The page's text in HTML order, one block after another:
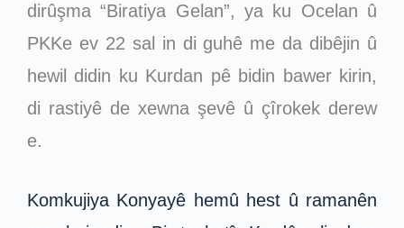
dirûşma “Biratiya Gelan”, ya ku Ocelan û
PKKe ev 22 sal in di guhê me da dibêjin û
hewil didin ku Kurdan pê bidin bawer kirin,
di rastiyê de xewna şevê û çîrokek derew
e.
Komkujiya Konyayê hemû hest û ramanên